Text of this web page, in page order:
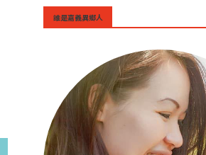
誰是嘉義異鄉人